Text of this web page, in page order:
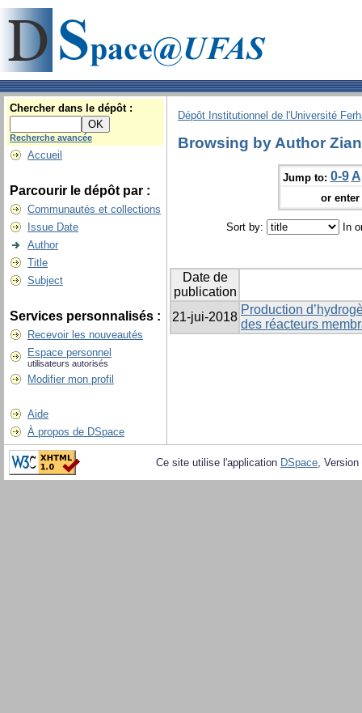
Chercher dans le dépôt :
Recherche avancée
Accueil
Parcourir le dépôt par :
Communautés et collections
Issue Date
Author
Title
Subject
Services personnalisés :
Recevoir les nouveautés
Espace personnel
utilisateurs autorisés
Modifier mon profil
Aide
À propos de DSpace
Dépôt Institutionnel de l'Université
Browsing by Author
Jump to: 0-9 A
or
Sort by: In
Date de
publication
21-jui-2018
Production
des réacteurs
Ce site utilise l'application DSpace,